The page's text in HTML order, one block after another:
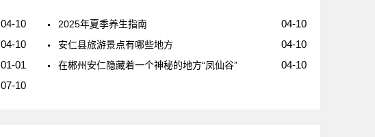
04-10 04-10
2025年夏季养生指南
04-10 04-10
安仁县旅游景点有哪些地方
01-01 04-10
在郴州安仁隐藏着一个神秘的地方“凤仙谷”
07-10